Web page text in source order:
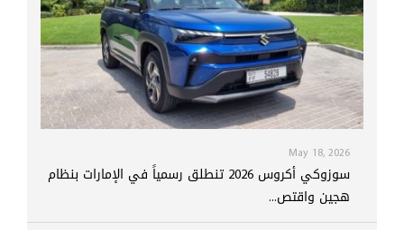
May 18, 2026
سوزوكي أكروس 2026 تنطلق رسمياً في الإمارات بنظام
هجين واقتص...